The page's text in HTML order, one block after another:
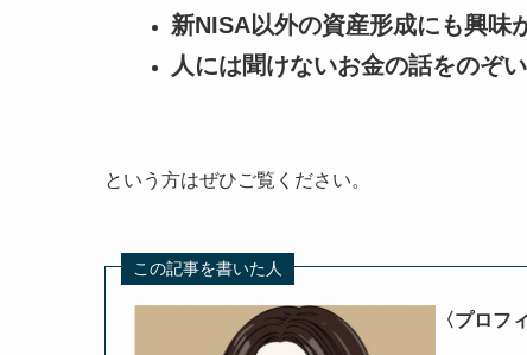
新NISA以外の資産形成にも興味
人には聞けないお金の話をのぞ
という方はぜひご覧ください。
この記事を書いた人
〈プロフ